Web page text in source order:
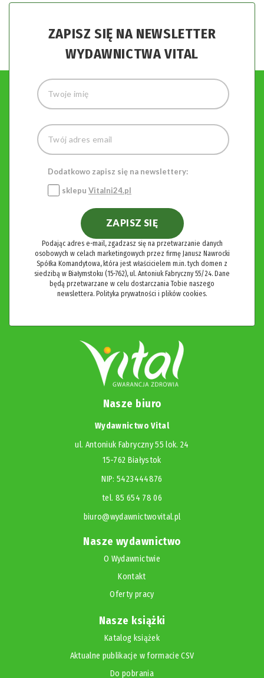
ZAPISZ SIĘ NA NEWSLETTER
WYDAWNICTWA VITAL
Dodatkowo zapisz się na newslettery:
sklepu Vitalni24.pl
ZAPISZ SIĘ
Podając adres e-mail, zgadzasz się na przetwarzanie danych
osobowych w celach marketingowych przez firmę Janusz Nawrocki
Spółka Komandytowa, która jest właścicielem m.in. tych domen z
siedzibą w Białymstoku (15-762), ul. Antoniuk Fabryczny 55/24. Dane
będą przetwarzane w celu dostarczania Tobie naszego
newslettera. Polityka prywatności i plików cookies.
Nasze biuro
Wydawnictwo Vital
ul. Antoniuk Fabryczny 55 lok. 24
15-762 Białystok
NIP: 5423444876
tel. 85 654 78 06
biuro@wydawnictwovital.pl
Nasze wydawnictwo
O Wydawnictwie
Kontakt
Oferty pracy
Nasze książki
Katalog książek
Aktualne publikacje w formacie CSV
Do pobrania